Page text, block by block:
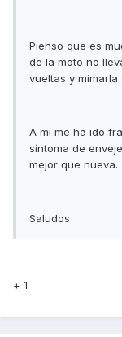
Pienso que es
de la moto no
vueltas y
A mi me ha ido
síntoma de
mejor que nueva.
Saludos
+ 1